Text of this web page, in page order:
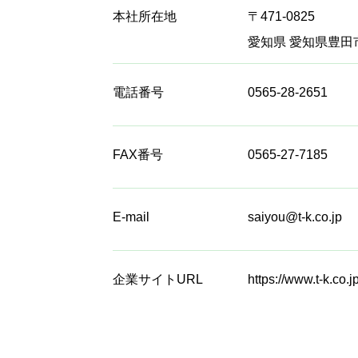
本社所在地
〒471-0825
愛知県 愛知県豊
電話番号 0565-28-2651
FAX番号 0565-27-7185
E-mail saiyou@t-k.co.jp
企業サイトURL https://www.t-